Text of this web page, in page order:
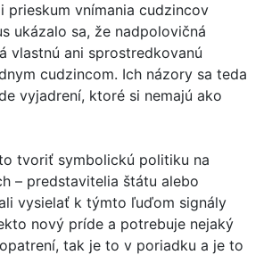
prieskum vnímania cudzincov
ukázalo sa, že nadpolovičná
vlastnú ani sprostredkovanú
cudzincom. Ich názory sa teda
vyjadrení, ktoré si nemajú ako
tvoriť symbolickú politiku na
– predstavitelia štátu alebo
vysielať k týmto ľuďom signály
nový príde a potrebuje nejaký
tak je to v poriadku a je to